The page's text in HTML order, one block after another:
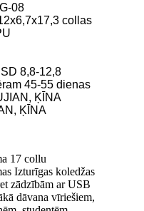
08
collas
8,8-12,8
45-55 dienas
ĶĪNA
ĶĪNA